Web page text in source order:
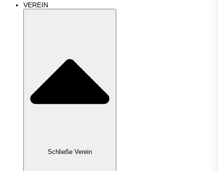
VEREIN
Schließe Verein